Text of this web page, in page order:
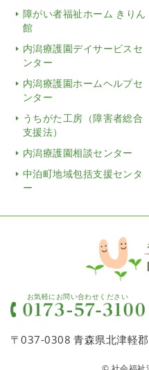
障がい者福祉ホーム きりん
館
内潟療護園デイサービスセ
ンター
内潟療護園ホームヘルプセ
ンター
うちがた工房（障害者総合
支援法）
内潟療護園相談センター
中泊町地域包括支援センタ
ー
お気軽にお問い合わせください
〒037-0308 青森県北津軽